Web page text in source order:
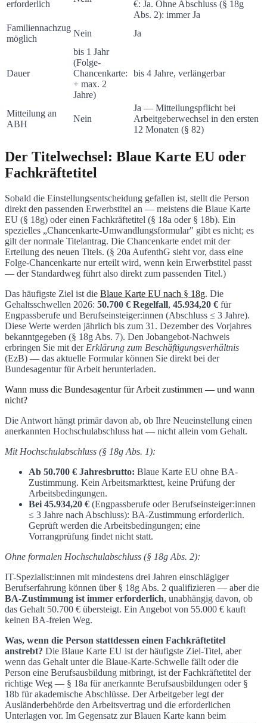
erforderlich
€: Ja. Ohne Abschluss (§ 18g
Abs. 2): immer Ja
Familiennachzug
möglich
Nein Ja
Dauer
bis 1 Jahr
(Folge-
Chancenkarte:
+ max. 2
Jahre)
bis 4 Jahre, verlängerbar
Mitteilung an
ABH
Nein
Ja — Mitteilungspflicht bei
Arbeitgeberwechsel in den ersten
12 Monaten (§ 82)
Der Titelwechsel: Blaue Karte EU oder
Fachkräftetitel
Sobald die Einstellungsentscheidung gefallen ist, stellt die Person
direkt den passenden Erwerbstitel an — meistens die Blaue Karte
EU (§ 18g) oder einen Fachkräftetitel (§ 18a oder § 18b). Ein
spezielles „Chancenkarte-Umwandlungsformular" gibt es nicht; es
gilt der normale Titelantrag. Die Chancenkarte endet mit der
Erteilung des neuen Titels. (§ 20a AufenthG sieht vor, dass eine
Folge-Chancenkarte nur erteilt wird, wenn kein Erwerbstitel passt
— der Standardweg führt also direkt zum passenden Titel.)
Das häufigste Ziel ist die Blaue Karte EU nach § 18g. Die
Gehaltsschwellen 2026: 50.700 € Regelfall, 45.934,20 € für
Engpassberufe und Berufseinsteiger:innen (Abschluss ≤ 3 Jahre).
Diese Werte werden jährlich bis zum 31. Dezember des Vorjahres
bekanntgegeben (§ 18g Abs. 7). Den Jobangebot-Nachweis
erbringen Sie mit der Erklärung zum Beschäftigungsverhältnis
(EzB) — das aktuelle Formular können Sie direkt bei der
Bundesagentur für Arbeit herunterladen.
Wann muss die Bundesagentur für Arbeit zustimmen — und wann
nicht?
Die Antwort hängt primär davon ab, ob Ihre Neueinstellung einen
anerkannten Hochschulabschluss hat — nicht allein vom Gehalt.
Mit Hochschulabschluss (§ 18g Abs. 1):
Ab 50.700 € Jahresbrutto: Blaue Karte EU ohne BA-
Zustimmung. Kein Arbeitsmarkttest, keine Prüfung der
Arbeitsbedingungen.
Bei 45.934,20 € (Engpassberufe oder Berufseinsteiger:innen
≤ 3 Jahre nach Abschluss): BA-Zustimmung erforderlich.
Geprüft werden die Arbeitsbedingungen; eine
Vorrangprüfung findet nicht statt.
Ohne formalen Hochschulabschluss (§ 18g Abs. 2):
IT-Spezialist:innen mit mindestens drei Jahren einschlägiger
Berufserfahrung können über § 18g Abs. 2 qualifizieren — aber die
BA-Zustimmung ist immer erforderlich, unabhängig davon, ob
das Gehalt 50.700 € übersteigt. Ein Angebot von 55.000 € kauft
keinen BA-freien Weg.
Was, wenn die Person stattdessen einen Fachkräftetitel
anstrebt? Die Blaue Karte EU ist der häufigste Ziel-Titel, aber
wenn das Gehalt unter die Blaue-Karte-Schwelle fällt oder die
Person eine Berufsausbildung mitbringt, ist der Fachkräftetitel der
richtige Weg — § 18a für anerkannte Berufsausbildungen oder §
18b für akademische Abschlüsse. Der Arbeitgeber legt der
Ausländerbehörde den Arbeitsvertrag und die erforderlichen
Unterlagen vor. Im Gegensatz zur Blauen Karte kann beim